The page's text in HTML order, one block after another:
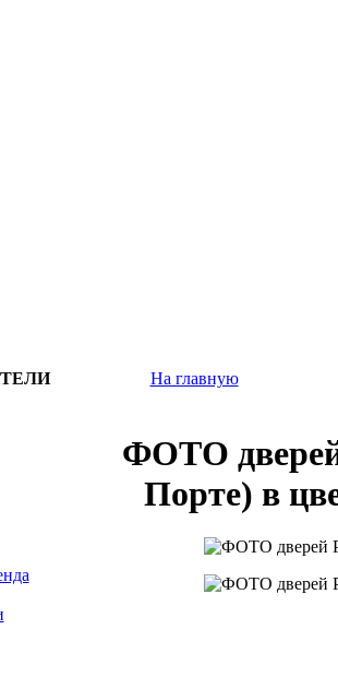
На главную
ФОТО
Порте) в